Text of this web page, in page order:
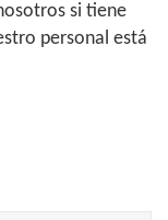
si tiene
personal está